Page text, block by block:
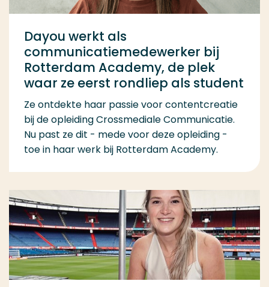
Dayou werkt als
communicatiemedewerker bij
Rotterdam Academy, de plek
waar ze eerst rondliep als student
Ze ontdekte haar passie voor contentcreatie
bij de opleiding Crossmediale Communicatie.
Nu past ze dit - mede voor deze opleiding -
toe in haar werk bij Rotterdam Academy.